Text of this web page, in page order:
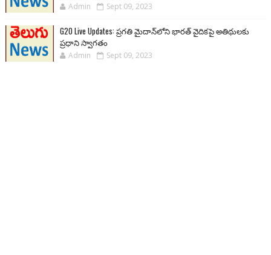
Admin Sept 09, 2023
G20 Live Updates: ప్రగతి మైదాన్‌లోని భారత్ వైదికపై అతిథులకు
ప్రధాని స్వాగతం
Admin Sept 09, 2023